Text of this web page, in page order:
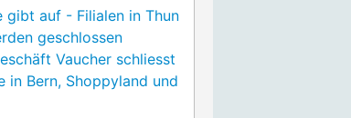
gibt auf - Filialen in Thun
geschlossen
Vaucher schliesst
in Bern, Shoppyland und